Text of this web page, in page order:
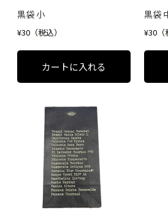
黒袋 小
¥30（税込）
黒袋
¥30（